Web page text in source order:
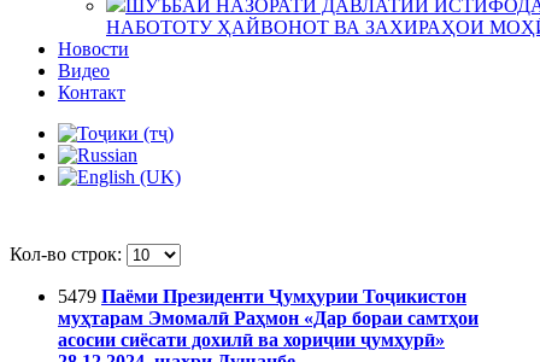
ШУЪБАИ НАЗОРАТИ ДАВЛАТИИ
НАБОТОТУ ҲАЙВОНОТ ВА ЗАХИРАҲОИ
Новости
Видео
Контакт
Кол-во строк:
5479 Паёми Президенти Ҷумҳурии Тоҷикистон
муҳтарам Эмомалӣ Раҳмон «Дар бораи самтҳои
асосии сиёсати дохилӣ ва хориҷии ҷумҳурӣ»